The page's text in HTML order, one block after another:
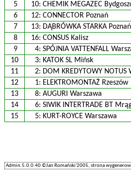
5
10: CHEMIK MEGAZEC
6
12: CONNECTOR Poznań
7
13: DĄBRÓWKA STARKA Poznań
8
16: CONSUS Kalisz
9
4: SPÓJNIA VATTENFALL
10
3: KATOK SL Mińsk
11
2: DOM KREDYTOWY NOTUS
12
1: ELEKTROMONTAŻ Rzeszów
13
8: AUGURI Warszawa
14
6: SIWIK INTERTRADE BT
15
5: KURT-ROYCE Warszawa
Admin.5.0.0.40 ©Jan Romański'2005, strona